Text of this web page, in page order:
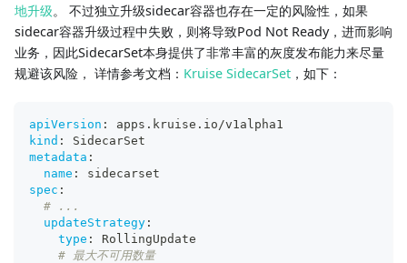
地升级。 不过独立升级sidecar容器也存在一定的风险性，如果
sidecar容器升级过程中失败，则将导致Pod Not Ready，进而影响
业务，因此SidecarSet本身提供了非常丰富的灰度发布能力来尽量
规避该风险， 详情参考文档： Kruise SidecarSet ，如下：
apiVersion :
apps.kruise.io/v1alpha1
kind :
SidecarSet
metadata :
name :
sidecarset
spec :
# ...
updateStrategy :
type :
RollingUpdate
# 最大不可用数量